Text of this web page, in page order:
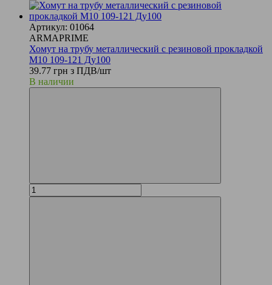
Артикул: 01064
ARMAPRIME
Хомут на трубу металлический с резиновой прокладкой
М10 109-121 Ду100
39.77 грн з ПДВ/шт
В наличии